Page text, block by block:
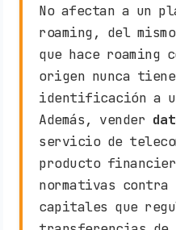
No afectan a un
roaming, del
que hace roaming
origen nunca
identificación a
Además, vender
servicio de
producto
normativas contra
capitales que